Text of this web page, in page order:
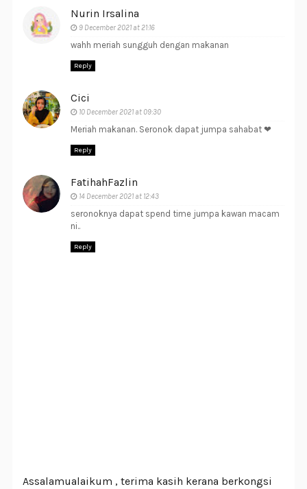
Nurin Irsalina
9 December 2021 at 21:16
wahh meriah sungguh dengan makanan
Reply
Cici
10 December 2021 at 09:30
Meriah makanan. Seronok dapat jumpa sahabat ❤
Reply
FatihahFazlin
14 December 2021 at 12:43
seronoknya dapat spend time jumpa kawan macam
ni..
Reply
Assalamualaikum , terima kasih kerana berkongsi